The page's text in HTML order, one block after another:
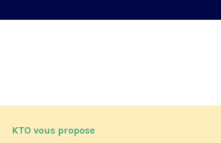
KTO vous propose